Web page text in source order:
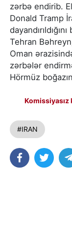
zərbə endirib.
Donald Tramp
Tehran
Oman
zərbələr
Hörmüz
#IRAN